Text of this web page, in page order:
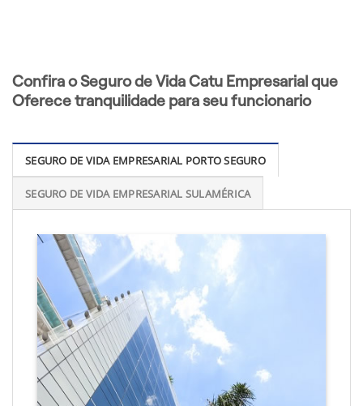
Confira o Seguro de Vida Catu Empresarial que
Oferece tranquilidade para seu funcionario
SEGURO DE VIDA EMPRESARIAL PORTO SEGURO
SEGURO DE VIDA EMPRESARIAL SULAMÉRICA